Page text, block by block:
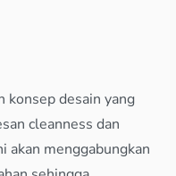
konsep desain yang
cleanness dan
akan menggabungkan